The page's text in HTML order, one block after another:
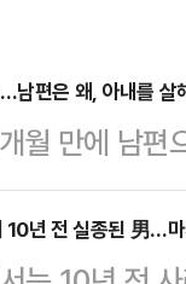
편은 왜, 아내를 살
월 만에 남편
방송되는
한 유혜영씨
10년 전 실종된 男…